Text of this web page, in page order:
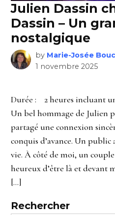
Julien Dassin
Dassin – Un
nostalgique
by Marie-Josée
1 novembre 2025
Durée : 2 heures incluant
Un bel hommage de Julien
partagé une connexion
conquis d’avance. Un
vie. À côté de moi, un
heureux d’être là et devant
[…]
Rechercher